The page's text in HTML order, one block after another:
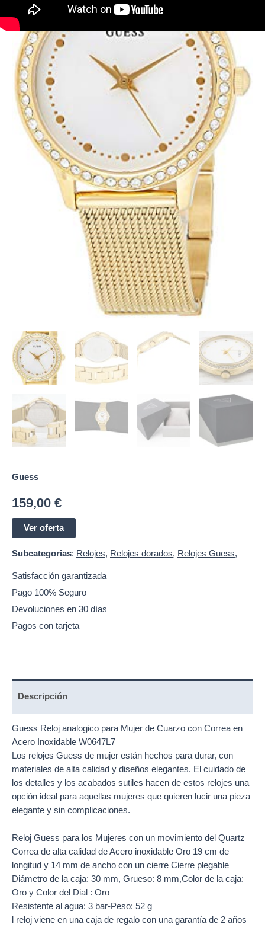
Guess
159,00 €
Ver oferta
Subcategorias: Relojes, Relojes dorados, Relojes Guess,
Satisfacción garantizada
Pago 100% Seguro
Devoluciones en 30 días
Pagos con tarjeta
Descripción
Guess Reloj analogico para Mujer de Cuarzo con Correa en
Acero Inoxidable W0647L7
Los relojes Guess de mujer están hechos para durar, con
materiales de alta calidad y diseños elegantes. El cuidado de
los detalles y los acabados sutiles hacen de estos relojes una
opción ideal para aquellas mujeres que quieren lucir una pieza
elegante y sin complicaciones.
Reloj Guess para los Mujeres con un movimiento del Quartz
Correa de alta calidad de Acero inoxidable Oro 19 cm de
longitud y 14 mm de ancho con un cierre Cierre plegable
Diámetro de la caja: 30 mm, Grueso: 8 mm,Color de la caja:
Oro y Color del Dial : Oro
Resistente al agua: 3 bar-Peso: 52 g
l reloj viene en una caja de regalo con una garantía de 2 años